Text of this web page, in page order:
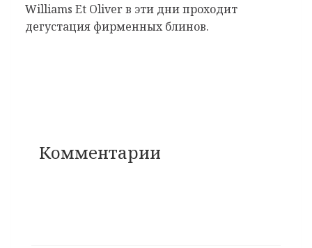
Williams Et Oliver в эти дни проходит
дегустация фирменных блинов.
Комментарии